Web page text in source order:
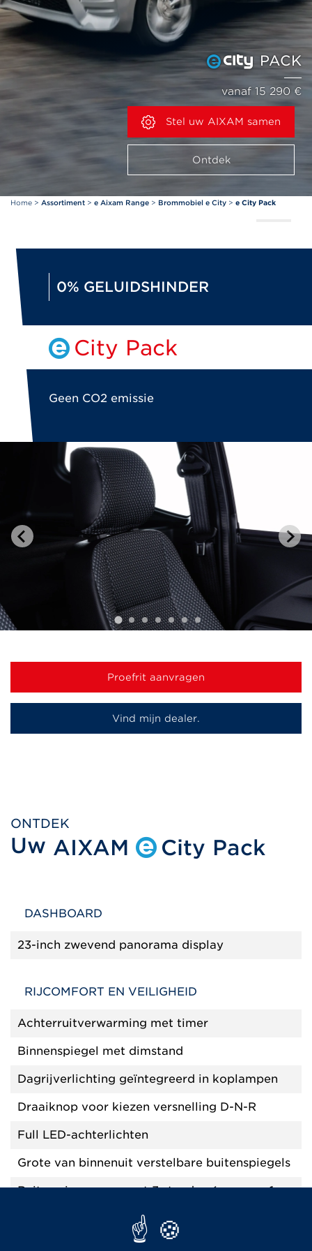
PACK
vanaf 15 290 €
Stel uw AIXAM samen
Ontdek
Home > Assortiment > e Aixam Range > Brommobiel e City > e City Pack
0% GELUIDSHINDER
City Pack
Geen CO2 emissie
Proefrit aanvragen
Vind mijn dealer.
ONTDEK
Uw AIXAM City Pack
DASHBOARD
23-inch zwevend panorama display
RIJCOMFORT EN VEILIGHEID
Achterruitverwarming met timer
Binnenspiegel met dimstand
Dagrijverlichting geïntegreerd in koplampen
Draaiknop voor kiezen versnelling D-N-R
Full LED-achterlichten
Grote van binnenuit verstelbare buitenspiegels
Ruitenwisser voor met 3 standen (waarvan 1
Verwarming/ontwaseming/ventilatie: 3